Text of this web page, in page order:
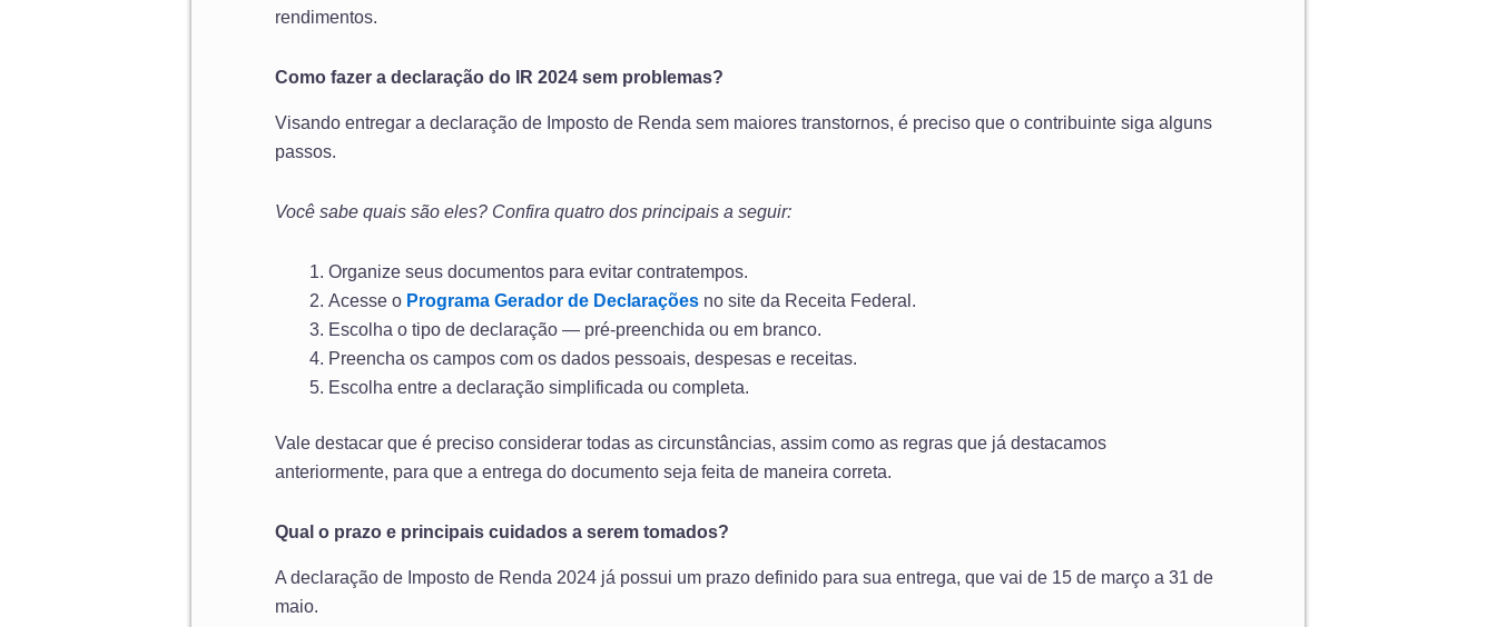
rendimentos.
Como fazer a declaração do IR 2024 sem problemas?
Visando entregar a declaração de Imposto de Renda sem maiores transtornos, é preciso que o contribuinte siga alguns
passos.
Você sabe quais são eles? Confira quatro dos principais a seguir:
Organize seus documentos para evitar contratempos.
Acesse o Programa Gerador de Declarações no site da Receita Federal.
Escolha o tipo de declaração — pré-preenchida ou em branco.
Preencha os campos com os dados pessoais, despesas e receitas.
Escolha entre a declaração simplificada ou completa.
Vale destacar que é preciso considerar todas as circunstâncias, assim como as regras que já destacamos
anteriormente, para que a entrega do documento seja feita de maneira correta.
Qual o prazo e principais cuidados a serem tomados?
A declaração de Imposto de Renda 2024 já possui um prazo definido para sua entrega, que vai de 15 de março a 31 de
maio.